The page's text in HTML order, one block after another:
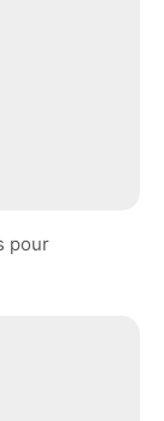
pour